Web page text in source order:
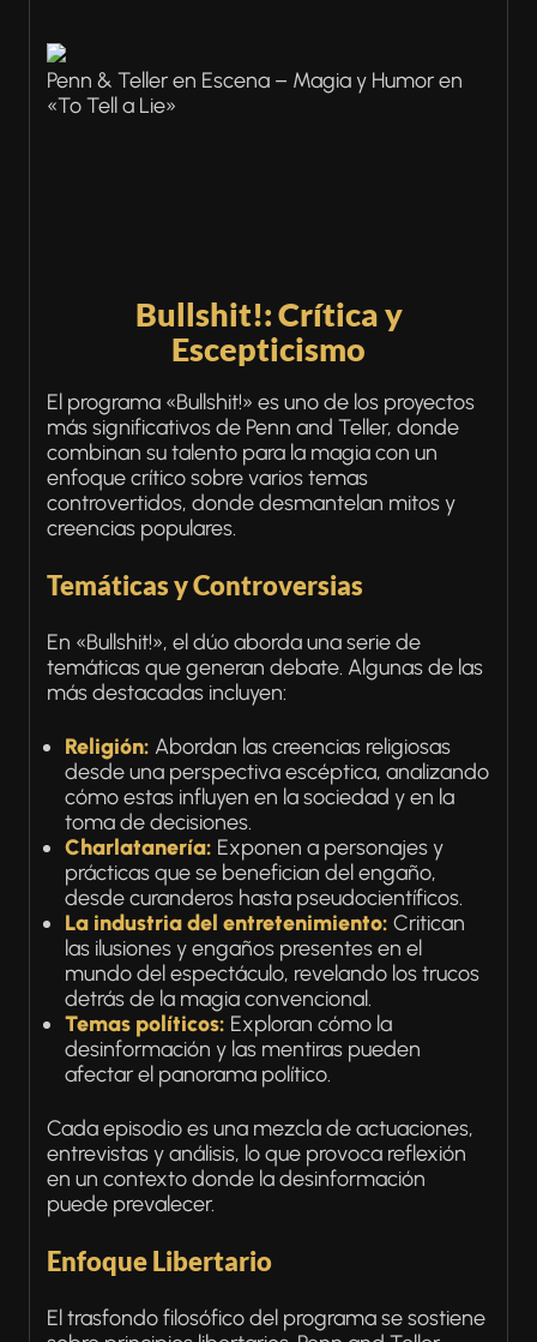
Penn & Teller en Escena – Magia y Humor en
«To Tell a Lie»
Bullshit!: Crítica y
Escepticismo
El programa «Bullshit!» es uno de los proyectos
más significativos de Penn and Teller, donde
combinan su talento para la magia con un
enfoque crítico sobre varios temas
controvertidos, donde desmantelan mitos y
creencias populares.
Temáticas y Controversias
En «Bullshit!», el dúo aborda una serie de
temáticas que generan debate. Algunas de las
más destacadas incluyen:
Religión: Abordan las creencias religiosas
desde una perspectiva escéptica, analizando
cómo estas influyen en la sociedad y en la
toma de decisiones.
Charlatanería: Exponen a personajes y
prácticas que se benefician del engaño,
desde curanderos hasta pseudocientíficos.
La industria del entretenimiento: Critican
las ilusiones y engaños presentes en el
mundo del espectáculo, revelando los trucos
detrás de la magia convencional.
Temas políticos: Exploran cómo la
desinformación y las mentiras pueden
afectar el panorama político.
Cada episodio es una mezcla de actuaciones,
entrevistas y análisis, lo que provoca reflexión
en un contexto donde la desinformación
puede prevalecer.
Enfoque Libertario
El trasfondo filosófico del programa se sostiene